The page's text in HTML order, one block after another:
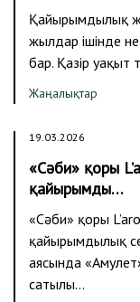
Қайырымдылық
жылдар ішінде не
бар. Қазір уақыт
Жаңалықтар
19.03.2026
«Сәби» қоры
қайырымды…
«Сәби» қоры
қайырымдылық
аясында
сатылы…